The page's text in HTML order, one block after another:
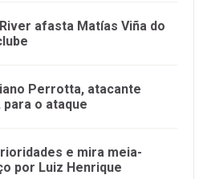
afasta Matías Viña do
Perrotta, atacante
o ataque
e mira meia-
por Luiz Henrique